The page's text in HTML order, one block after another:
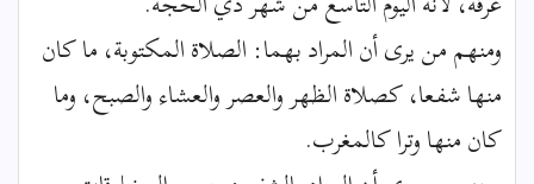
ومنهم من يرى أن المراد بهما: الصلاة المكتوبة، ما كان
منها شفعا، كصلاة الظهر والعصر والعشاء والصبح، وما
كان منها وترا كالمغرب.